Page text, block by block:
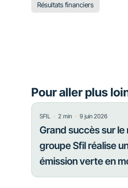
Résultats financiers
Pour aller plus
SFIL ・ 2 min ・ 9 juin 2026
Grand succès sur le
groupe Sfil réalise
émission verte en